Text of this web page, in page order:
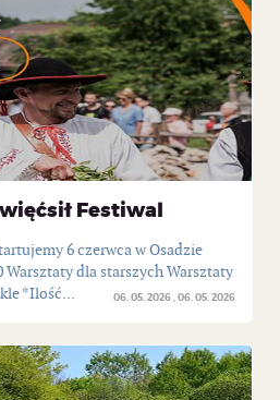
Festiwal
06. 05. 2026 06. 05. 2026
6 czerwca w Osadzie
Warsztaty dla starszych Warsztaty
*Ilość...